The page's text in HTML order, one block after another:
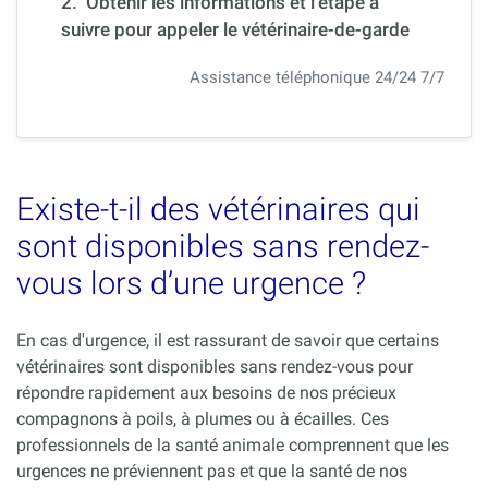
suivre pour appeler le vétérinaire-de-garde
Assistance téléphonique 24/24 7/7
Existe-t-il des vétérinaires qui
sont disponibles sans rendez-
vous lors d’une urgence ?
En cas d'urgence, il est rassurant de savoir que certains
vétérinaires sont disponibles sans rendez-vous pour
répondre rapidement aux besoins de nos précieux
compagnons à poils, à plumes ou à écailles. Ces
professionnels de la santé animale comprennent que les
urgences ne préviennent pas et que la santé de nos